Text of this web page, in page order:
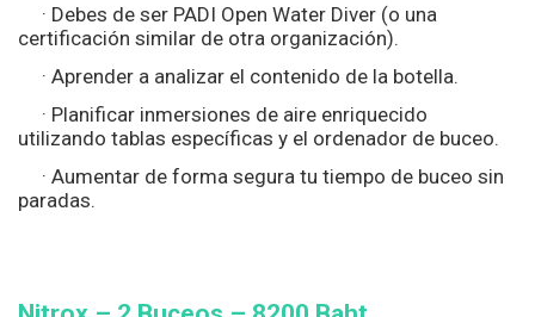
· Debes de ser PADI Open Water Diver (o una
certificación similar de otra organización).
· Aprender a analizar el contenido de la botella.
· Planificar inmersiones de aire enriquecido
utilizando tablas específicas y el ordenador de buceo.
· Aumentar de forma segura tu tiempo de buceo sin
paradas.